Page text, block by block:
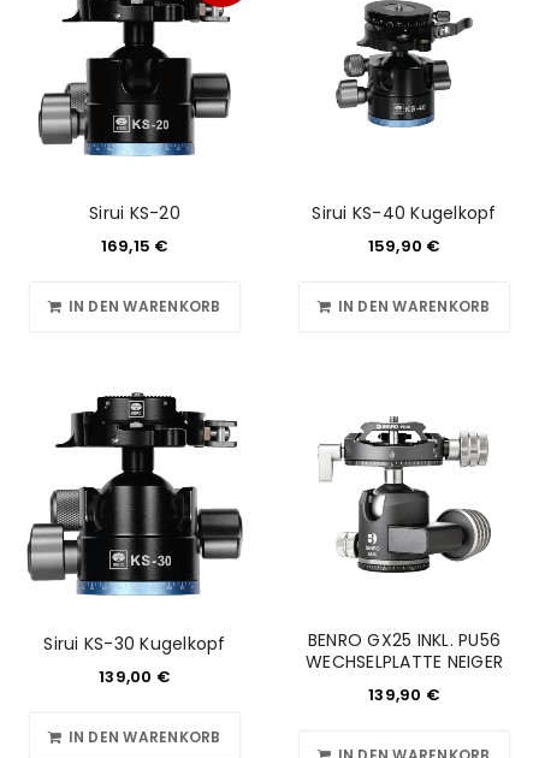
Sirui KS-20
169,15 €
IN DEN WARENKORB
Sirui KS-40 Kugelkopf
159,90 €
IN DEN WARENKORB
Sirui KS-30 Kugelkopf
139,00 €
IN DEN WARENKORB
BENRO GX25 INKL. PU56
WECHSELPLATTE NEIGER
139,90 €